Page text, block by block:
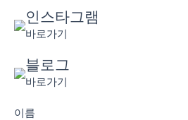
인스타그램
바로가기
블로그
바로가기
이름